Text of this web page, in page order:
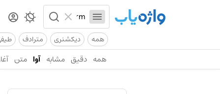
همه دیکشنری مترادف
همه دقیق مشابه آوا متن